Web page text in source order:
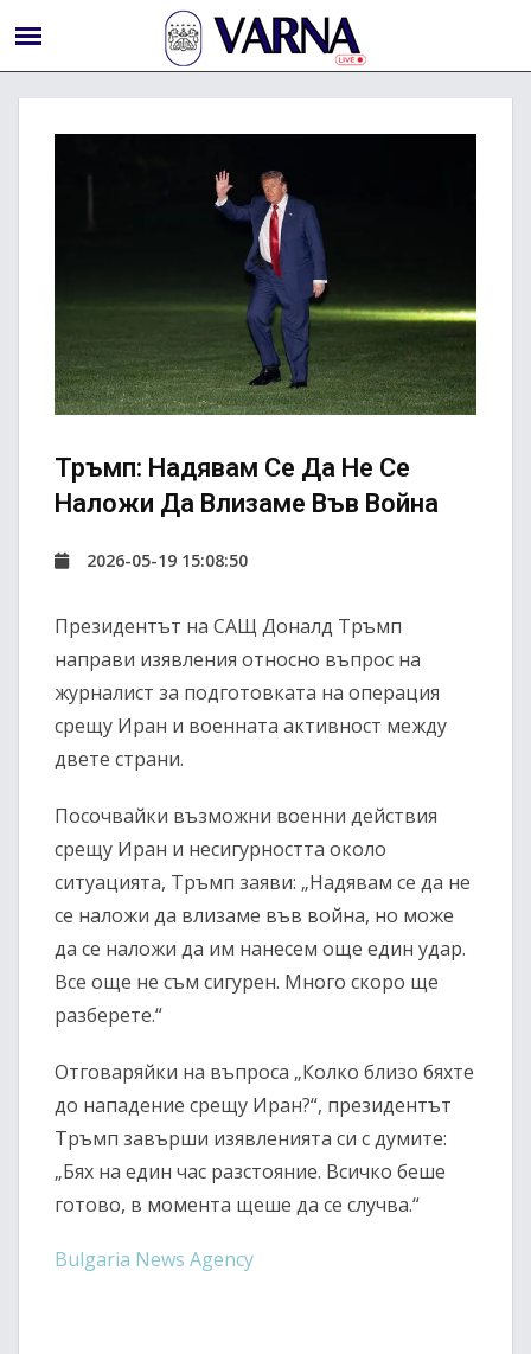
Тръмп: Надявам Се Да Не Се
Наложи Да Влизаме Във Война
2026-05-19 15:08:50
Президентът на САЩ Доналд Тръмп
направи изявления относно въпрос на
журналист за подготовката на операция
срещу Иран и военната активност между
двете страни.
Посочвайки възможни военни действия
срещу Иран и несигурността около
ситуацията, Тръмп заяви: „Надявам се да не
се наложи да влизаме във война, но може
да се наложи да им нанесем още един удар.
Все още не съм сигурен. Много скоро ще
разберете.“
Отговаряйки на въпроса „Колко близо бяхте
до нападение срещу Иран?“, президентът
Тръмп завърши изявленията си с думите:
„Бях на един час разстояние. Всичко беше
готово, в момента щеше да се случва.“
Bulgaria News Agency